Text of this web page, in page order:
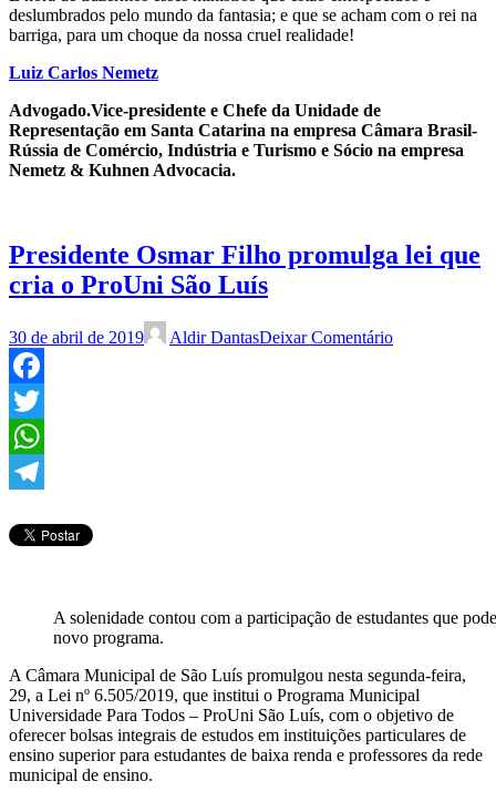
deslumbrados pelo mundo da fantasia; e que se acham com o rei na
barriga, para um choque da nossa cruel realidade!
Luiz Carlos Nemetz
Advogado.Vice-presidente e Chefe da Unidade de
Representação em Santa Catarina na empresa Câmara Brasil-
Rússia de Comércio, Indústria e Turismo e Sócio na empresa
Nemetz & Kuhnen Advocacia.
Presidente Osmar Filho promulga lei que
cria o ProUni São Luís
30 de abril de 2019 Aldir DantasDeixar Comentário
Facebook
Twitter
WhatsApp
A solenidade contou com a participação de estudantes que
novo programa.
A Câmara Municipal de São Luís promulgou nesta segunda-feira,
29, a Lei nº 6.505/2019, que institui o Programa Municipal
Universidade Para Todos – ProUni São Luís, com o objetivo de
oferecer bolsas integrais de estudos em instituições particulares de
ensino superior para estudantes de baixa renda e professores da rede
municipal de ensino.